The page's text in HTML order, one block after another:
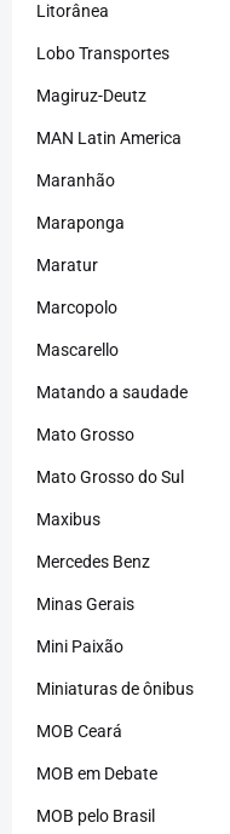
Litorânea
Lobo Transportes
Magiruz-Deutz
MAN Latin America
Maranhão
Maraponga
Maratur
Marcopolo
Mascarello
Matando a saudade
Mato Grosso
Mato Grosso do Sul
Maxibus
Mercedes Benz
Minas Gerais
Mini Paixão
Miniaturas de ônibus
MOB Ceará
MOB em Debate
MOB pelo Brasil